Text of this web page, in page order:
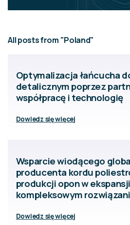
All posts from "Poland"
Optymalizacja łańcucha
detalicznym poprzez
współpracę i technologię
Dowiedz się więcej
Wsparcie wiodącego
producenta kordu
produkcji opon w
kompleksowym
Dowiedz się więcej